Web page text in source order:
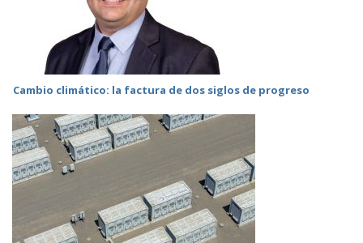
Cambio climático: la factura de dos siglos de progreso